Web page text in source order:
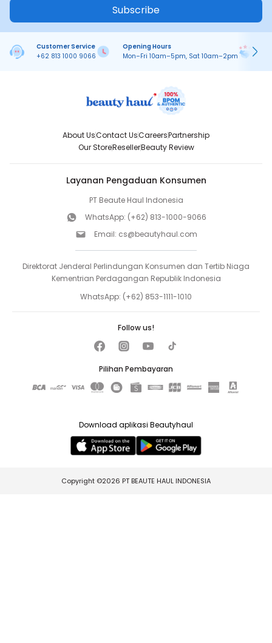
Subscribe
Customer Service
+62 813 1000 9066
Opening Hours
Mon–Fri 10am–5pm, Sat 10am–2pm
About UsContact UsCareersPartnership
Our StoreResellerBeauty Review
Layanan Pengaduan Konsumen
PT Beaute Haul Indonesia
WhatsApp: (+62) 813-1000-9066
Email: cs@beautyhaul.com
Direktorat Jenderal Perlindungan Konsumen dan Tertib Niaga
Kementrian Perdagangan Republik Indonesia
WhatsApp: (+62) 853-1111-1010
Pilihan Pembayaran
Follow us!
Download aplikasi Beautyhaul
Copyright ©2026 PT BEAUTE HAUL INDONESIA